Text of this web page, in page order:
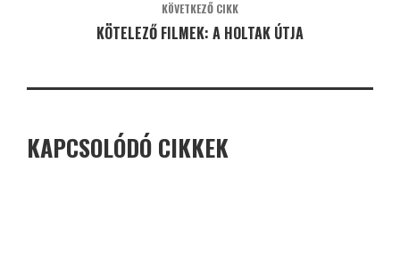
KÖVETKEZŐ CIKK
KÖTELEZŐ FILMEK: A HOLTAK ÚTJA
KAPCSOLÓDÓ CIKKEK